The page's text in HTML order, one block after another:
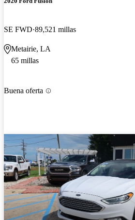
SE FWD 89,521 millas
Metairie, LA
65 millas
Buena oferta